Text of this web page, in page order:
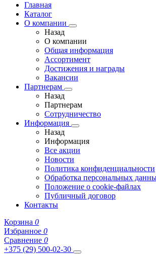
Главная
Каталог
О компании
Назад
О компании
Общая информация
Ассортимент
Достижения и награды
Вакансии
Партнерам
Назад
Партнерам
Сотрудничество
Информация
Назад
Информация
Все акции
Новости
Политика конфиденциальности
Обработка персональных
Положение о cookie-файлах
Публичный договор
Контакты
Корзина 0
Избранное 0
Сравнение 0
+375 (29) 500-02-30